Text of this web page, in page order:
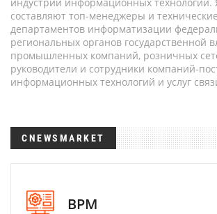
составляют топ-менеджеры и
департаментов информатизации
региональных органов государственной
промышленных компаний, розничных
руководители и сотрудники компаний-
информационных технологий и услуг
CNEWSMARKET
BPM